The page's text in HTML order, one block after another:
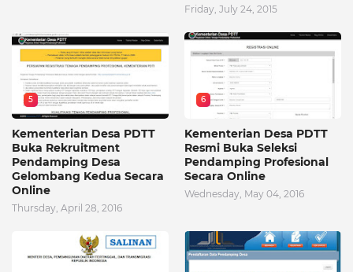
Friday, July 24, 2015
5
Kementerian Desa PDTT
Buka Rekruitment
Pendamping Desa
Gelombang Kedua Secara
Online
Thursday, April 28, 2016
6
Kementerian Desa PDTT
Resmi Buka Seleksi
Pendamping Profesional
Secara Online
Wednesday, May 04, 2016